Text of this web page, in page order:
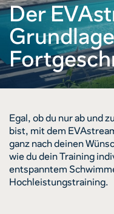
Der
Egal, ob du nur ab und
bist, mit dem
ganz nach deinen
wie du dein Training
entspanntem
Hochleistungstraining.